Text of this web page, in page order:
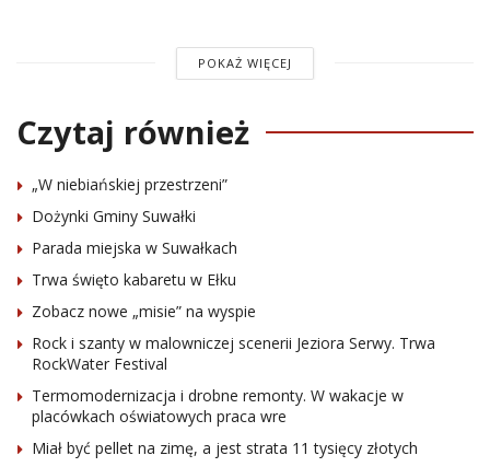
POKAŻ WIĘCEJ
Czytaj również
„W niebiańskiej przestrzeni”
Dożynki Gminy Suwałki
Parada miejska w Suwałkach
Trwa święto kabaretu w Ełku
Zobacz nowe „misie” na wyspie
Rock i szanty w malowniczej scenerii Jeziora Serwy. Trwa
RockWater Festival
Termomodernizacja i drobne remonty. W wakacje w
placówkach oświatowych praca wre
Miał być pellet na zimę, a jest strata 11 tysięcy złotych